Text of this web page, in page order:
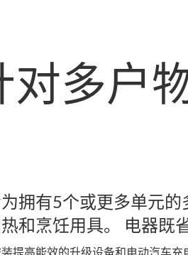
对多户
拥有5个或更多单元
和烹饪用具。 电器既
提高能效的升级设备和电动汽车充